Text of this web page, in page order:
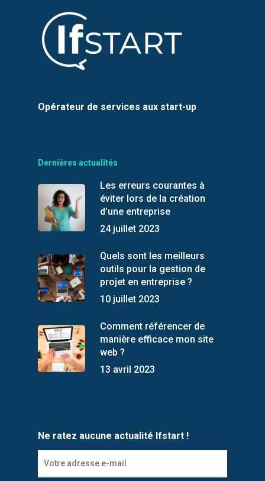
Opérateur de services aux start-up
Dernières actualités
Les erreurs courantes à
éviter lors de la création
d’une entreprise
24 juillet 2023
Quels sont les meilleurs
outils pour la gestion de
projet en entreprise ?
10 juillet 2023
Comment référencer de
manière efficace mon site
web ?
13 avril 2023
Ne ratez aucune actualité Ifstart !